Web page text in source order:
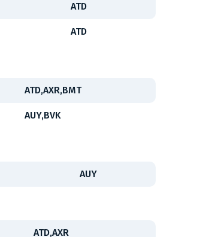
ATD
ATD
ATD,AXR,BMT
AUY,BVK
AUY
ATD,AXR